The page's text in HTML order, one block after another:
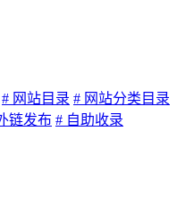
# 网站目录 # 网站分类目录
链发布 # 自助收录